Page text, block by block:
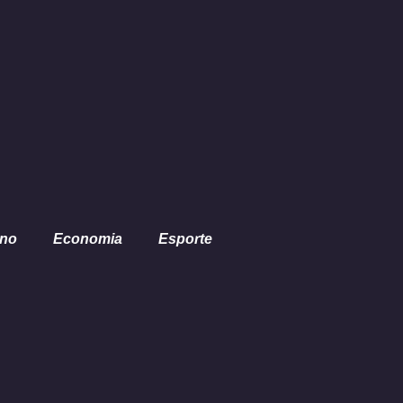
Economia Esporte